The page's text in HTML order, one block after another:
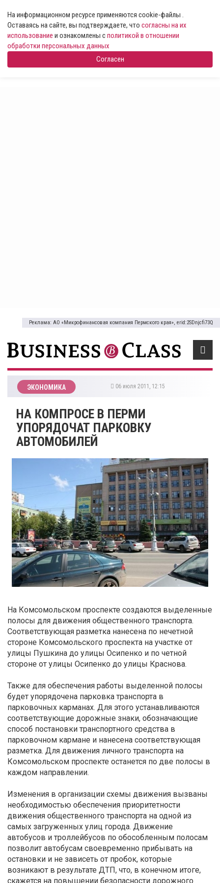
На информационном ресурсе применяются cookie-файлы .
Оставаясь на сайте, вы подтверждаете, что согласны на их
использование и ознакомлены сполитикой в отношении
обработки персональных данных
Согласен
Реклама: АО «Микрофинансовая компания Пермского края», erid:2SDnjcfi73Q
ЭКОНОМИКА 06 июля 2011, 12:15
НА КОМПРОСЕ В ПЕРМИ
УПОРЯДОЧАТ ПАРКОВКУ
АВТОМОБИЛЕЙ
На Комсомольском проспекте создаются выделенные
полосы для движения общественного транспорта.
Соответствующая разметка нанесена по нечетной
стороне Комсомольского проспекта на участке от
улицы Пушкина до улицы Осипенко и по четной
стороне от улицы Осипенко до улицы Краснова.
Также для обеспечения работы выделенной полосы
будет упорядочена парковка транспорта в
парковочных карманах. Для этого устанавливаются
соответствующие дорожные знаки, обозначающие
способ постановки транспортного средства в
парковочном кармане и нанесена соответствующая
разметка. Для движения личного транспорта на
Комсомольском проспекте останется по две полосы в
каждом направлении.
Изменения в организации схемы движения вызваны
необходимостью обеспечения приоритетности
движения общественного транспорта на одной из
самых загруженных улиц города. Движение
автобусов и троллейбусов по обособленным полосам
позволит автобусам своевременно прибывать на
остановки и не зависеть от пробок, которые
возникают в результате ДТП, что, в конечном итоге,
скажется на повышении безопасности дорожного